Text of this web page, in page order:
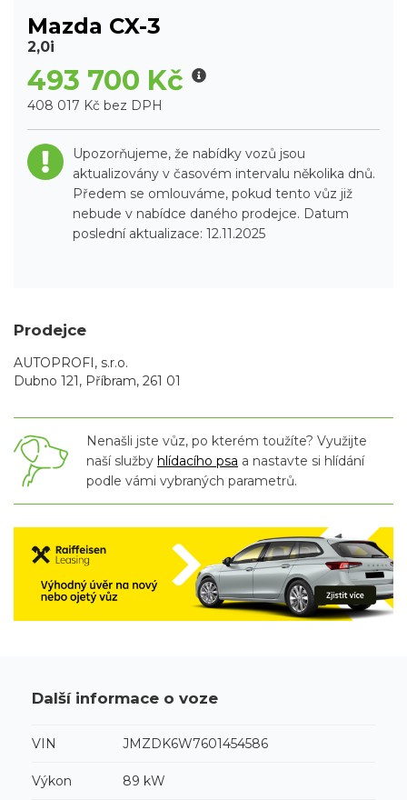
Mazda CX-3
2,0i
493 700 Kč
408 017 Kč bez DPH
Upozorňujeme, že nabídky vozů jsou
aktualizovány v časovém intervalu několika dnů.
Předem se omlouváme, pokud tento vůz již
nebude v nabídce daného prodejce. Datum
poslední aktualizace: 12.11.2025
Prodejce
AUTOPROFI, s.r.o.
Dubno 121, Příbram, 261 01
Nenašli jste vůz, po kterém toužíte? Využijte
naší služby hlídacího psa a nastavte si hlídání
podle vámi vybraných parametrů.
Další informace o voze
VIN JMZDK6W7601454586
Výkon 89 kW